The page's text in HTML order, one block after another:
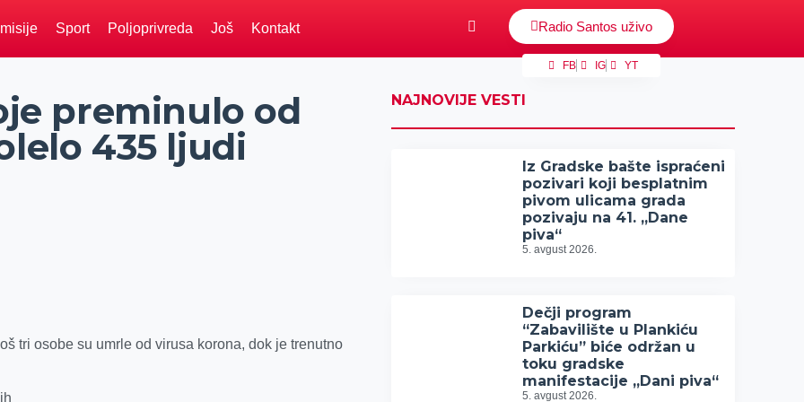
Sport Poljoprivreda Još Kontakt Radio Santos uživo
FB IG YT
preminulo od
435 ljudi
tri osobe su umrle od virusa korona, dok je trenutno
NAJNOVIJE VESTI
Iz Gradske bašte ispraćeni
pozivari koji besplatnim
pivom ulicama grada
pozivaju na 41. „Dane
piva“
5. avgust 2026.
Dečji program
“Zabavilište u Plankiću
Parkiću” biće održan u
toku gradske
manifestacije „Dani piva“
5. avgust 2026.